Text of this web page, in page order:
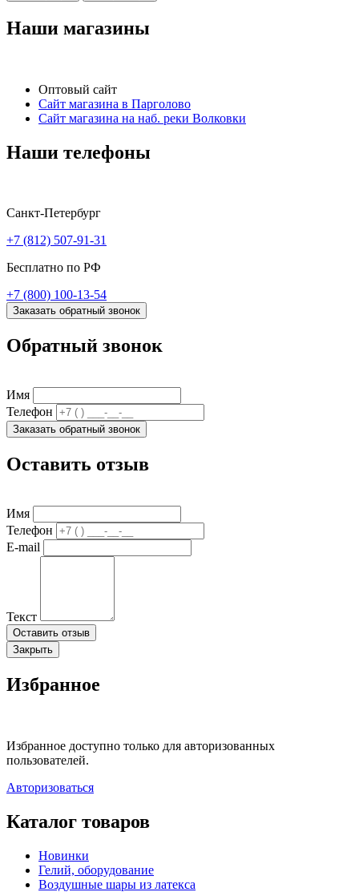
Наши магазины
Оптовый сайт
Сайт магазина в Парголово
Сайт магазина на наб. реки Волковки
Наши телефоны
Санкт-Петербург
+7 (812) 507-91-31
Бесплатно по РФ
+7 (800) 100-13-54
Заказать обратный звонок
Обратный звонок
Имя
Телефон
Заказать обратный звонок
Оставить отзыв
Имя
Телефон
E-mail
Текст
Оставить отзыв
Закрыть
Избранное
Избранное доступно только для авторизованных
пользователей.
Авторизоваться
Каталог товаров
Новинки
Гелий, оборудование
Воздушные шары из латекса